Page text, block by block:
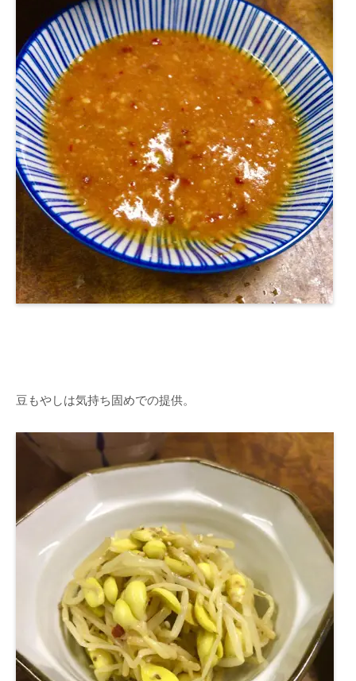
豆もやしは気持ち固めでの提供。